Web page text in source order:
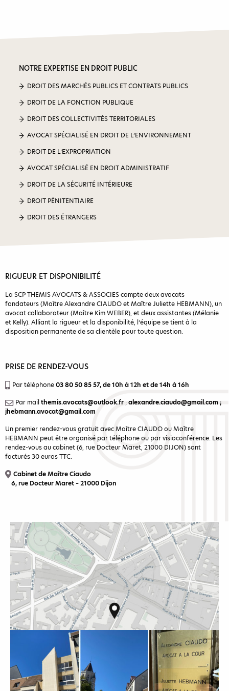
NOTRE EXPERTISE EN DROIT PUBLIC
DROIT DES MARCHÉS PUBLICS ET CONTRATS PUBLICS
DROIT DE LA FONCTION PUBLIQUE
DROIT DES COLLECTIVITÉS TERRITORIALES
AVOCAT SPÉCIALISÉ EN DROIT DE L’ENVIRONNEMENT
DROIT DE L’EXPROPRIATION
AVOCAT SPÉCIALISÉ EN DROIT ADMINISTRATIF
DROIT DE LA SÉCURITÉ INTÉRIEURE
DROIT PÉNITENTIAIRE
DROIT DES ÉTRANGERS
RIGUEUR ET DISPONIBILITÉ
La SCP THEMIS AVOCATS & ASSOCIES compte deux avocats
fondateurs (Maître Alexandre CIAUDO et Maître Juliette HEBMANN), un
avocat collaborateur (Maître Kim WEBER), et deux assistantes (Mélanie
et Kelly). Alliant la rigueur et la disponibilité, l’équipe se tient à la
disposition permanente de sa clientèle pour toute question.
PRISE DE RENDEZ-VOUS
Par téléphone03 80 50 85 57, de 10h à 12h et de 14h à 16h
Par mailthemis.avocats@outlook.fr ;alexandre.ciaudo@gmail.com ;
jhebmann.avocat@gmail.com
Un premier rendez-vous gratuit avec Maître CIAUDO ou Maître
HEBMANN peut être organisé par téléphone ou par visioconférence. Les
rendez-vous au cabinet (6, rue Docteur Maret, 21000 DIJON) sont
facturés 30 euros TTC.
Cabinet de Maître Ciaudo
6, rue Docteur Maret – 21000 Dijon